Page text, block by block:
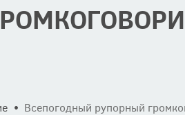
Всепогодный рупорный